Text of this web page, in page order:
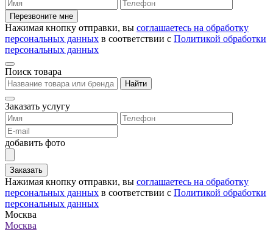
Перезвоните мне
Нажимая кнопку отправки, вы соглашаетесь на обработку
персональных данных в соответствии с Политикой обработки
персональных данных
Поиск товара
Найти
Заказать услугу
добавить фото
Заказать
Нажимая кнопку отправки, вы соглашаетесь на обработку
персональных данных в соответствии с Политикой обработки
персональных данных
Москва
Москва